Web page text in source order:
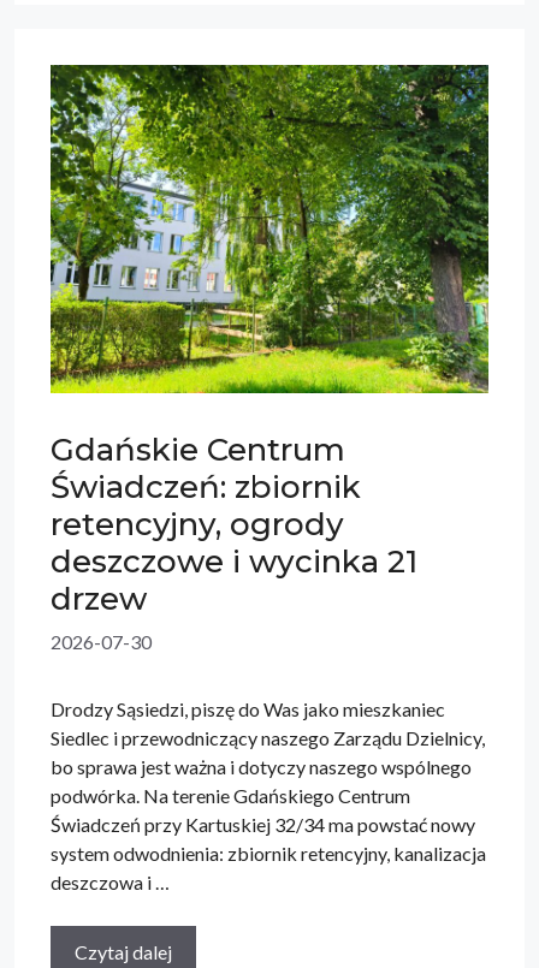
Gdańskie Centrum
Świadczeń: zbiornik
retencyjny, ogrody
deszczowe i wycinka 21
drzew
2026-07-30
Drodzy Sąsiedzi, piszę do Was jako mieszkaniec
Siedlec i przewodniczący naszego Zarządu Dzielnicy,
bo sprawa jest ważna i dotyczy naszego wspólnego
podwórka. Na terenie Gdańskiego Centrum
Świadczeń przy Kartuskiej 32/34 ma powstać nowy
system odwodnienia: zbiornik retencyjny, kanalizacja
deszczowa i …
Czytaj dalej